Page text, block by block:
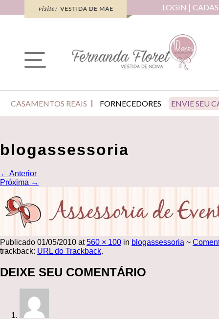
LOGIN
CASAMENTOS REAIS FORNECEDORES ENVIE SEU
blogassessoria
← Anterior
Próxima →
Publicado 01/05/2010 at560 × 100 in blogassessoria ~
trackback: URL do Trackback.
DEIXE SEU COMENTÁRIO